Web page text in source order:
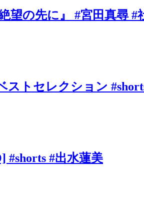
の先に』 #宮田真尋 #
ストセレクション
#shorts #出水蓮美